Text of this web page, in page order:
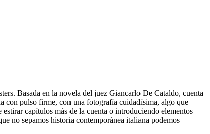
Basada en la novela del juez Giancarlo De Cataldo, cuenta
con pulso firme, con una fotografía cuidadísima, algo que
capítulos más de la cuenta o introduciendo elementos
no sepamos historia contemporánea italiana podemos